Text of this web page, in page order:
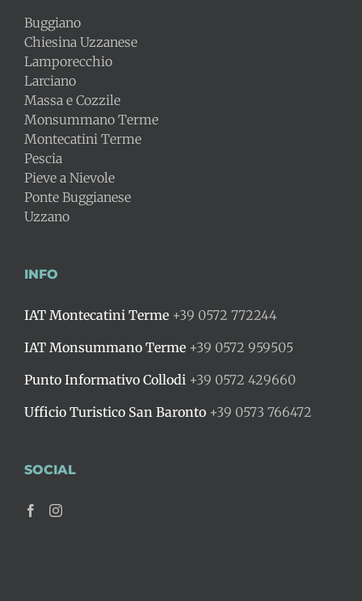
Buggiano
Chiesina Uzzanese
Lamporecchio
Larciano
Massa e Cozzile
Monsummano Terme
Montecatini Terme
Pescia
Pieve a Nievole
Ponte Buggianese
Uzzano
INFO
IAT Montecatini Terme +39 0572 772244
IAT Monsummano Terme +39 0572 959505
Punto Informativo Collodi +39 0572 429660
Ufficio Turistico San Baronto +39 0573 766472
SOCIAL